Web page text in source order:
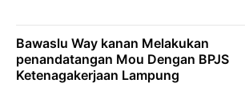
Bawaslu Way kanan Melakukan
penandatangan Mou Dengan BPJS
Ketenagakerjaan Lampung